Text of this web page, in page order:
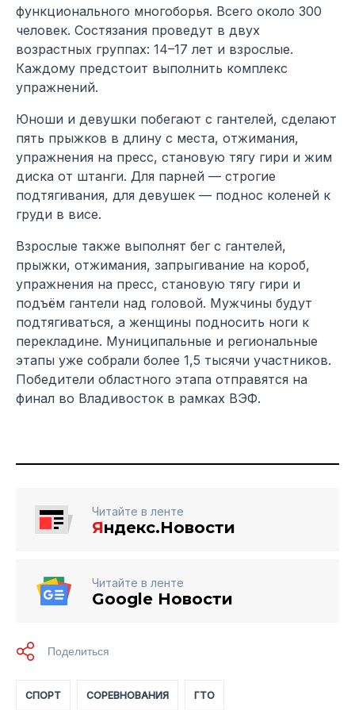
функционального многоборья. Всего около 300
человек. Состязания проведут в двух
возрастных группах: 14–17 лет и взрослые.
Каждому предстоит выполнить комплекс
упражнений.
Юноши и девушки побегают с гантелей, сделают
пять прыжков в длину с места, отжимания,
упражнения на пресс, становую тягу гири и жим
диска от штанги. Для парней — строгие
подтягивания, для девушек — поднос коленей к
груди в висе.
Взрослые также выполнят бег с гантелей,
прыжки, отжимания, запрыгивание на короб,
упражнения на пресс, становую тягу гири и
подъём гантели над головой. Мужчины будут
подтягиваться, а женщины подносить ноги к
перекладине. Муниципальные и региональные
этапы уже собрали более 1,5 тысячи участников.
Победители областного этапа отправятся на
финал во Владивосток в рамках ВЭФ.
Читайте в ленте
Яндекс.Новости
Читайте в ленте
Google Новости
СПОРТ СОРЕВНОВАНИЯ ГТО